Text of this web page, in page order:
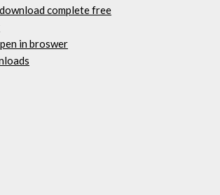
complete free
in broswer